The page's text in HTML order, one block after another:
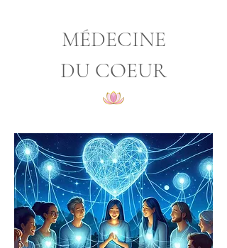
MÉDECINE
DU COEUR